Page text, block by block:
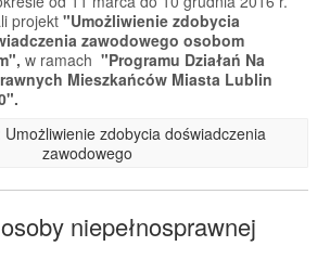
projekt "Umożliwienie zdobycia
zawodowego osobom
w ramach "Programu Działań Na
Mieszkańców Miasta Lublin
Umożliwienie zdobycia doświadczenia
zawodowego
niepełnosprawnej